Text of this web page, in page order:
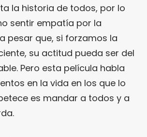
la historia de todos, por lo
sentir empatía por la
pesar que, si forzamos la
su actitud pueda ser del
Pero esta película habla
en la vida en los que lo
es mandar a todos y a